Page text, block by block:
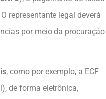
representante legal deverá
por meio da procuração
, como por exemplo, a ECF
de forma eletrônica,